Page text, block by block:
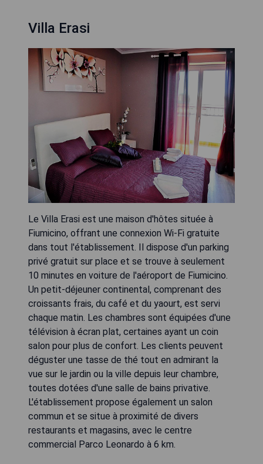
Villa Erasi
Le Villa Erasi est une maison d'hôtes située à
Fiumicino, offrant une connexion Wi-Fi gratuite
dans tout l'établissement. Il dispose d'un parking
privé gratuit sur place et se trouve à seulement
10 minutes en voiture de l'aéroport de Fiumicino.
Un petit-déjeuner continental, comprenant des
croissants frais, du café et du yaourt, est servi
chaque matin. Les chambres sont équipées d'une
télévision à écran plat, certaines ayant un coin
salon pour plus de confort. Les clients peuvent
déguster une tasse de thé tout en admirant la
vue sur le jardin ou la ville depuis leur chambre,
toutes dotées d'une salle de bains privative.
L'établissement propose également un salon
commun et se situe à proximité de divers
restaurants et magasins, avec le centre
commercial Parco Leonardo à 6 km.